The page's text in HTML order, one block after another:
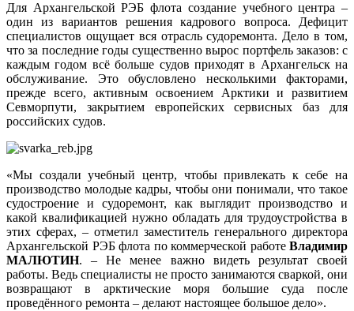
Для Архангельской РЭБ флота создание учебного центра –
один из вариантов решения кадрового вопроса. Дефицит
специалистов ощущает вся отрасль судоремонта. Дело в том,
что за последние годы существенно вырос портфель заказов: с
каждым годом всё больше судов приходят в Архангельск на
обслуживание. Это обусловлено несколькими факторами,
прежде всего, активным освоением Арктики и развитием
Севморпути, закрытием европейских сервисных баз для
российских судов.
«Мы создали учебный центр, чтобы привлекать к себе на
производство молодые кадры, чтобы они понимали, что такое
судостроение и судоремонт, как выглядит производство и
какой квалификацией нужно обладать для трудоустройства в
этих сферах, – отметил заместитель генерального директора
Архангельской РЭБ флота по коммерческой работе Владимир
МАЛЮТИН. – Не менее важно видеть результат своей
работы. Ведь специалисты не просто занимаются сваркой, они
возвращают в арктические моря большие суда после
проведённого ремонта – делают настоящее большое дело».